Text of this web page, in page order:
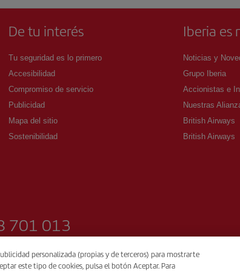
De tu interés
Tu seguridad es lo primero
Accesibilidad
Compromiso de servicio
Publicidad
Mapa del sitio
Sostenibilidad
Iberia es
Noticias y
Grupo Iberia
Accionistas e
Nuestras
British Airways
British Airways
701 013
personalizada (propias y de terceros) para mostrarte
este tipo de cookies, pulsa el botón Aceptar. Para